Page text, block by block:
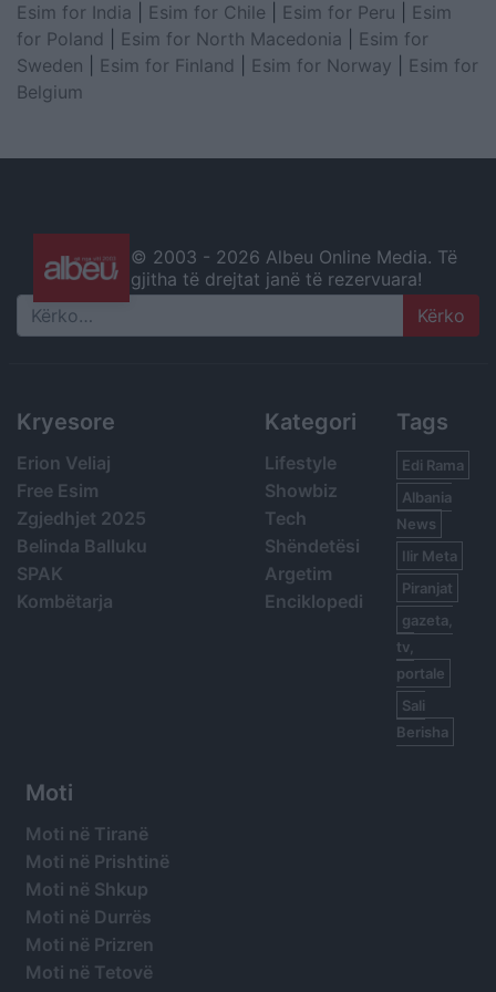
Esim for India
Esim for Chile Esim for Peru
Esim
for Poland
Esim for North Macedonia
Esim for
Sweden
Esim for Finland Esim for Norway
Esim for
Belgium
© 2003 - 2026 Albeu Online Media. Të
gjitha të drejtat janë të rezervuara!
Search
Kryesore
Erion Veliaj
Free Esim
Zgjedhjet 2025
Belinda Balluku
SPAK
Kombëtarja
Kategori
Lifestyle
Showbiz
Tech
Shëndetësi
Argetim
Enciklopedi
Tags
Edi Rama
Albania
News
Ilir Meta
Piranjat
gazeta,
tv,
portale
Sali
Berisha
Moti
Moti në Tiranë
Moti në Prishtinë
Moti në Shkup
Moti në Durrës
Moti në Prizren
Moti në Tetovë